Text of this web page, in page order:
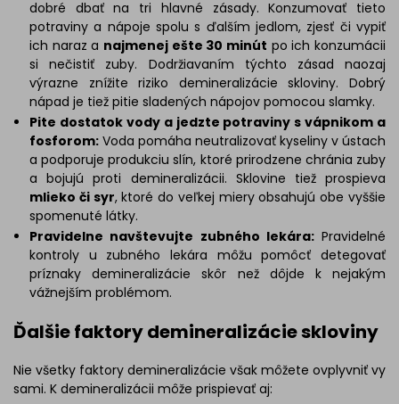
dobré dbať na tri hlavné zásady. Konzumovať tieto
potraviny a nápoje spolu s ďalším jedlom, zjesť či vypiť
ich naraz a najmenej ešte 30 minút po ich konzumácii
si nečistiť zuby. Dodržiavaním týchto zásad naozaj
výrazne znížite riziko demineralizácie skloviny. Dobrý
nápad je tiež pitie sladených nápojov pomocou slamky.
Pite dostatok vody a jedzte potraviny s vápnikom a
fosforom: Voda pomáha neutralizovať kyseliny v ústach
a podporuje produkciu slín, ktoré prirodzene chránia zuby
a bojujú proti demineralizácii. Sklovine tiež prospieva
mlieko či syr, ktoré do veľkej miery obsahujú obe vyššie
spomenuté látky.
Pravidelne navštevujte zubného lekára:Pravidelné
kontroly u zubného lekára môžu pomôcť detegovať
príznaky demineralizácie skôr než dôjde k nejakým
vážnejším problémom.
Ďalšie faktory demineralizácie skloviny
Nie všetky faktory demineralizácie však môžete ovplyvniť vy
sami. K demineralizácii môže prispievať aj: